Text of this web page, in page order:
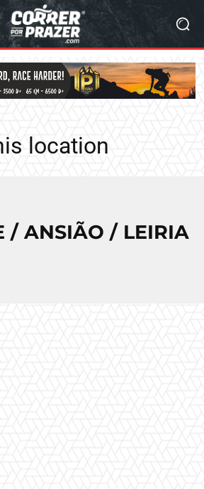
location
/ ANSIÃO / LEIRIA